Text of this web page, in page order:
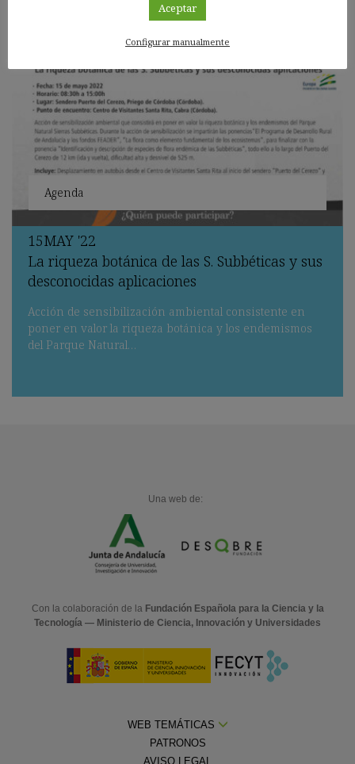
Agenda
15MAY '22
La riqueza botánica de las S. Subbéticas y sus
desconocidas aplicaciones
Acción de sensibilización ambiental consistente en
poner en valor la riqueza botánica y los endemismos
del Parque Natural…
Una web de:
Con la colaboración de la Fundación Española para la Ciencia y la
Tecnología — Ministerio de Ciencia, Innovación y Universidades
WEB TEMÁTICAS
PATRONOS
AVISO LEGAL
Aceptar
Configurar manualmente